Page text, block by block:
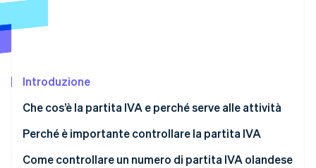
Prevenzione delle frodi
Climate
Verifica online dell'identità
Introduzione
Che cos’è la partita IVA e perché serve alle attività
Perché è importante controllare la partita IVA
Non puoi applicare l’aliquota zero senza una partita
Come controllare un numero di partita IVA olandese